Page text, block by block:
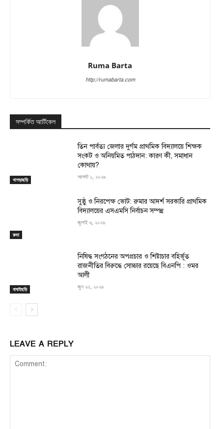
Ruma Barta
http://rumabarta.com
সম্পর্কিত আর্টিকেল
খাগড়াছড়ি
তিন পার্বত্য জেলার দুর্গম প্রাথমিক বিদ্যালয়ে শিক্ষক
সংকট ও অনিয়মিত পাঠদান: কারণ কী, সমাধান
কোথায়?
আগস্ট ১, ২০২৬
রুমা
সুষ্ঠু ও নিরপেক্ষ ভোট: রুমার আদর্শ সরকারি প্রাথমিক
বিদ্যালয়ের এসএমসি নির্বাচন সম্পন্ন
জুলাই ৬, ২০২৬
বাঘাইছড়ি
নিষিদ্ধ সংগঠনের অপপ্রচার ও শিষ্টাচার বহির্ভূত
রাজনীতির বিরুদ্ধে সোচ্চার রয়েছে বিএনপি : ওমর
আলী
জুন ২৩, ২০২৬
LEAVE A REPLY